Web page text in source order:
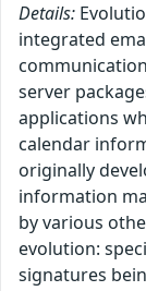
Details:
integrated
server
applications
calendar
originally
information
by various
evolution:
signatures